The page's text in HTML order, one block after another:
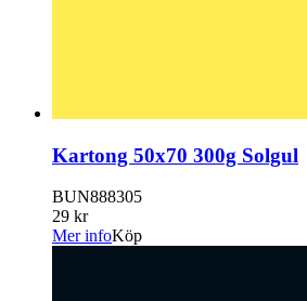
Kartong 50x70 300g Solgul
BUN888305
29 kr
Mer infoKöp